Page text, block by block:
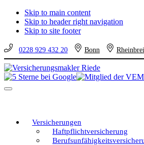
Skip to main content
Skip to header right navigation
Skip to site footer
0228 929 432 20 Bonn
Versicherungsmakler
Riede
Versicherungen
vom
eine
Entscheidung!
Menu
Versicherungen
Haftpflichtversicherung